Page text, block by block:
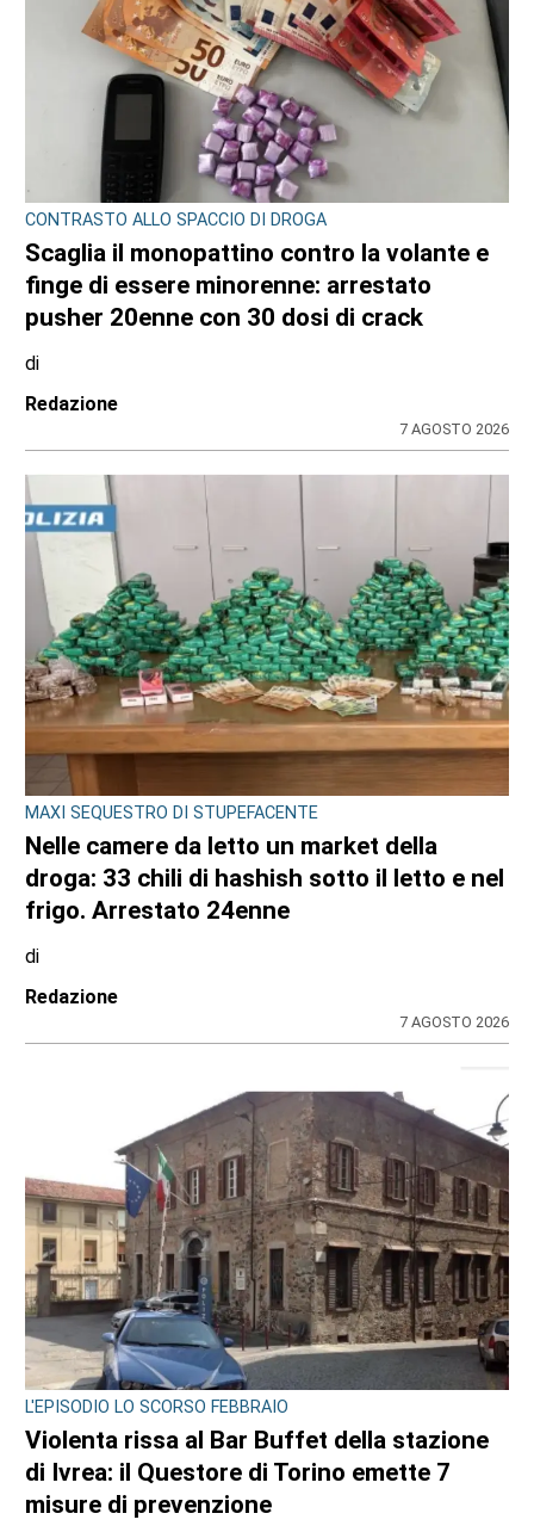
DOPPIO INTERVENTO IN POCHE ORE
Drammi sventati a Cuorgnè e Ciriè: la
tempestività dei Carabinieri salva un
17enne e un anziano
di
Antonello Micali
IL GIALLO DALLA CRONACA LOCALE
Rubata a Lanzo dieci anni fa, la pistola 357
Magnum rispunta tra la droga: ora è al
vaglio del RIS
di
Antonello Micali
ULTIME NOTIZIE
BORGARO TORINESE
Casa della Salute in ritardo sul Pnrr: stop ai